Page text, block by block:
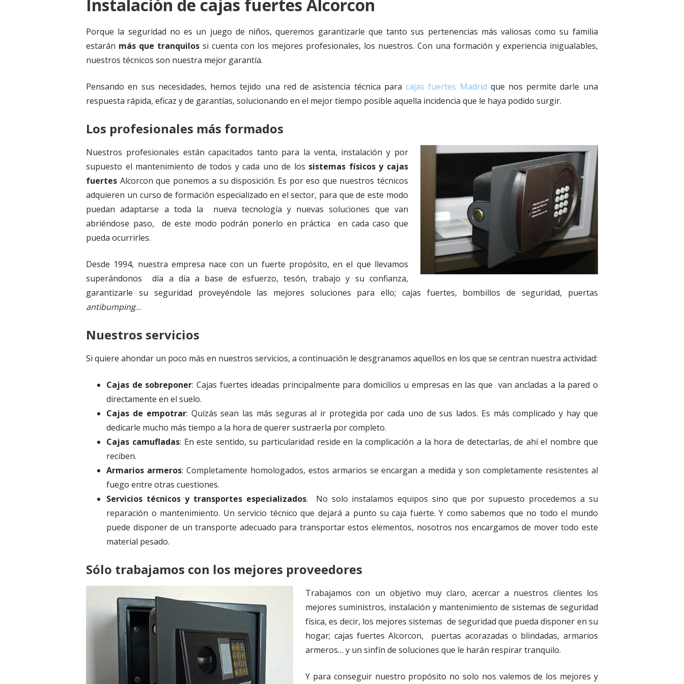
Instalación de cajas fuertes Alcorcon
Porque la seguridad no es un juego de niños, queremos garantizarle que tanto sus pertenencias más valiosas como su familia
estarán más que tranquilos si cuenta con los mejores profesionales, los nuestros. Con una formación y experiencia inigualables,
nuestros técnicos son nuestra mejor garantía.
Pensando en sus necesidades, hemos tejido una red de asistencia técnica paracajas fuertes Madrid que nos permite darle una
respuesta rápida, eficaz y de garantías, solucionando en el mejor tiempo posible aquella incidencia que le haya podido surgir.
Los profesionales más formados
Nuestros profesionales están capacitados tanto para la venta, instalación y por
supuesto el mantenimiento de todos y cada uno de los sistemas físicos y cajas
fuertes Alcorcon que ponemos a su disposición. Es por eso que nuestros técnicos
adquieren un curso de formación especializado en el sector, para que de este modo
puedan adaptarse a toda la nueva tecnología y nuevas soluciones que van
abriéndose paso, de este modo podrán ponerlo en práctica en cada caso que
pueda ocurrirles.
Desde 1994, nuestra empresa nace con un fuerte propósito, en el que llevamos
superándonos día a día a base de esfuerzo, tesón, trabajo y su confianza,
garantizarle su seguridad proveyéndole las mejores soluciones para ello; cajas fuertes, bombillos de seguridad, puertas
antibumping…
Nuestros servicios
Si quiere ahondar un poco más en nuestros servicios, a continuación le desgranamos aquellos en los que se centran nuestra actividad:
Cajas de sobreponer: Cajas fuertes ideadas principalmente para domicilios u empresas en las que van ancladas a la pared o
directamente en el suelo.
Cajas de empotrar: Quizás sean las más seguras al ir protegida por cada uno de sus lados. Es más complicado y hay que
dedicarle mucho más tiempo a la hora de querer sustraerla por completo.
Cajas camufladas: En este sentido, su particularidad reside en la complicación a la hora de detectarlas, de ahí el nombre que
reciben.
Armarios armeros: Completamente homologados, estos armarios se encargan a medida y son completamente resistentes al
fuego entre otras cuestiones.
Servicios técnicos y transportes especializados. No solo instalamos equipos sino que por supuesto procedemos a su
reparación o mantenimiento. Un servicio técnico que dejará a punto su caja fuerte. Y como sabemos que no todo el mundo
puede disponer de un transporte adecuado para transportar estos elementos, nosotros nos encargamos de mover todo este
material pesado.
Sólo trabajamos con los mejores proveedores
Trabajamos con un objetivo muy claro, acercar a nuestros clientes los
mejores suministros, instalación y mantenimiento de sistemas de seguridad
física, es decir, los mejores sistemas de seguridad que pueda disponer en su
hogar; cajas fuertes Alcorcon, puertas acorazadas o blindadas, armarios
armeros… y un sinfín de soluciones que le harán respirar tranquilo.
Y para conseguir nuestro propósito no solo nos valemos de los mejores y